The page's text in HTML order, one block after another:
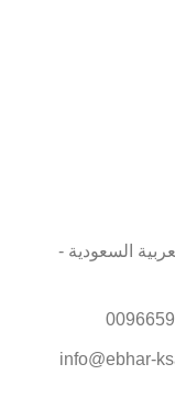
السعودية -
info@ebhar-